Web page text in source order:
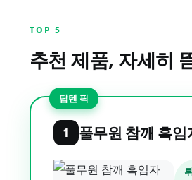
TOP 5
추천 제품, 자세히
탑텐 픽
1 풀무원 참깨 흑임